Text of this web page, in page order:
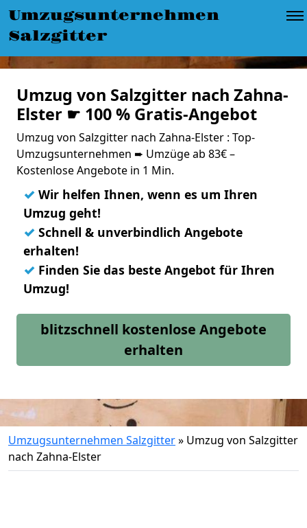
Umzugsunternehmen
Salzgitter
Umzug von Salzgitter nach Zahna-
Elster ☛ 100 % Gratis-Angebot
Umzug von Salzgitter nach Zahna-Elster : Top-
Umzugsunternehmen ➨ Umzüge ab 83€ –
Kostenlose Angebote in 1 Min.
✓ Wir helfen Ihnen, wenn es um Ihren
Umzug geht!
✓ Schnell & unverbindlich Angebote
erhalten!
✓ Finden Sie das beste Angebot für Ihren
Umzug!
blitzschnell kostenlose Angebote
erhalten
Umzugsunternehmen Salzgitter» Umzug von Salzgitter
nach Zahna-Elster